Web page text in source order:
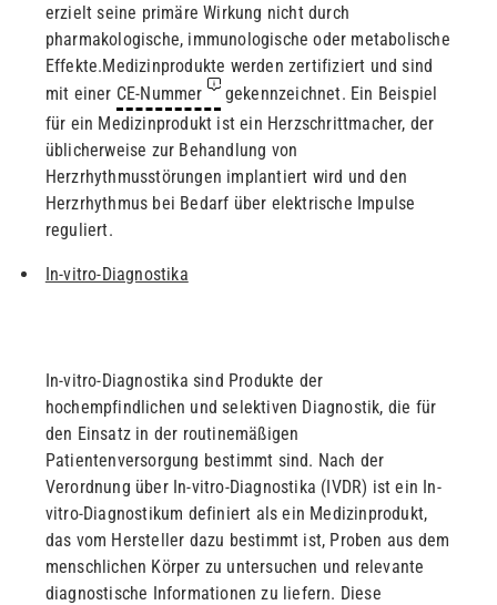
erzielt seine primäre Wirkung nicht durch
pharmakologische, immunologische oder metabolische
Effekte.Medizinprodukte werden zertifiziert und sind
mit einer CE-Nummer gekennzeichnet. Ein Beispiel
für ein Medizinprodukt ist ein Herzschrittmacher, der
üblicherweise zur Behandlung von
Herzrhythmusstörungen implantiert wird und den
Herzrhythmus bei Bedarf über elektrische Impulse
reguliert.
In-vitro-Diagnostika
In-vitro-Diagnostika sind Produkte der
hochempfindlichen und selektiven Diagnostik, die für
den Einsatz in der routinemäßigen
Patientenversorgung bestimmt sind. Nach der
Verordnung über In-vitro-Diagnostika (IVDR) ist ein In-
vitro-Diagnostikum definiert als ein Medizinprodukt,
das vom Hersteller dazu bestimmt ist, Proben aus dem
menschlichen Körper zu untersuchen und relevante
diagnostische Informationen zu liefern. Diese